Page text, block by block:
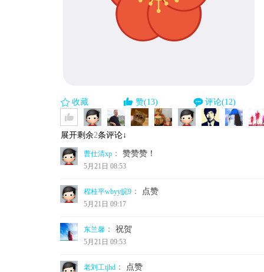
收藏 赞(13) 评论(12)
展开剩余2条评论↓
曹仕清xp ： 赞赞赞！
5月21日 08:53
程桂平wbyy皖9 ： 点赞
5月21日 09:17
东兰馨 ： 祝贺
5月21日 09:53
老刘工tjhd ： 点赞